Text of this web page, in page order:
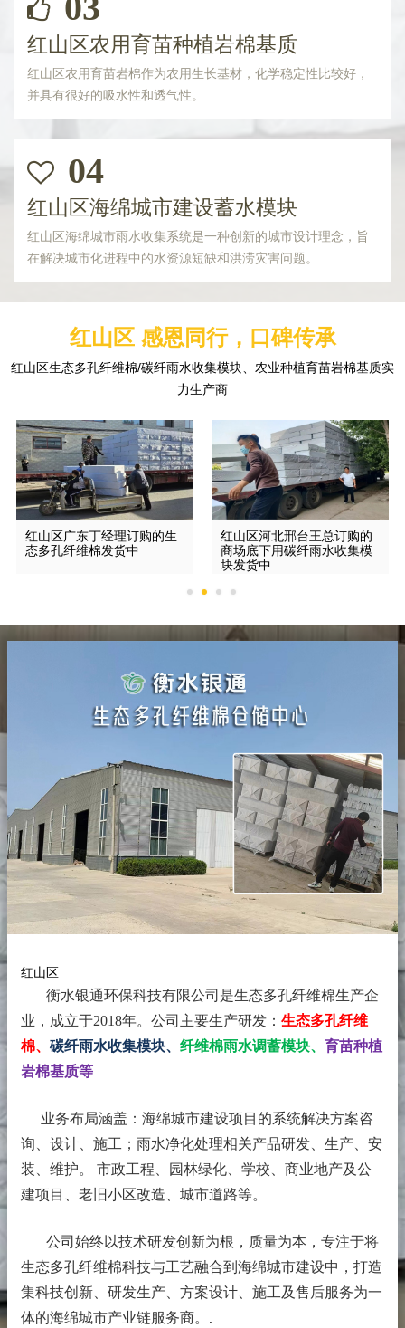
红山区农用育苗种植岩棉基质
红山区农用育苗岩棉作为农用生长基材，化学稳定性比较好，
并具有很好的吸水性和透气性。
04
红山区海绵城市建设蓄水模块
红山区海绵城市雨水收集系统是一种创新的城市设计理念，旨
在解决城市化进程中的水资源短缺和洪涝灾害问题。
红山区 感恩同行，口碑传承
红山区生态多孔纤维棉/碳纤雨水收集模块、农业种植育苗岩棉基质实
力生产商
红山区广东丁经理订购的生
态多孔纤维棉发货中
红山区河北邢台王总订购的
商场底下用碳纤雨水收集模
块发货中
红山区
衡水银通环保科技有限公司是生态多孔纤维棉生产企
业，成立于2018年。 公司主要生产研发： 生态多孔纤维
棉、 碳纤雨水收集模块、 纤维棉雨水调蓄模块、 育苗种植
岩棉基质等
业务布局涵盖：海绵城市建设项目的系统解决方案咨
询、设计、施工；雨水净化处理相关产品研发、生产、安
装、维护。 市政工程、园林绿化、学校、商业地产及公
建项目、老旧小区改造、城市道路等。
公司始终以技术研发创新为根，质量为本，专注于将
生态多孔纤维棉科技与工艺融合到海绵城市建设中，打造
集科技创新、研发生产、方案设计、施工及售后服务为一
体的海绵城市产业链服务商。